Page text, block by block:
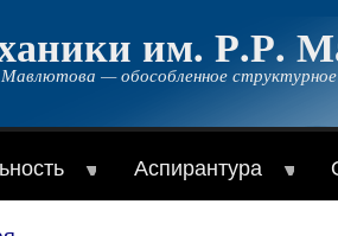
им. Р.Р.
— обособленное
Аспирантура